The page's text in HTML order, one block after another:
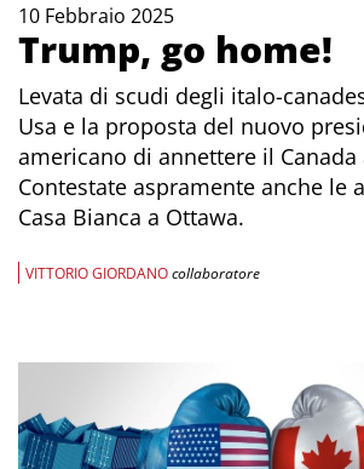
10 Febbraio 2025
Trump, go home!
Levata di scudi degli italo-
Usa e la proposta del nuovo
americano di annettere il Canada
Contestate aspramente anche le
Casa Bianca a Ottawa.
VITTORIO GIORDANOcollaboratore